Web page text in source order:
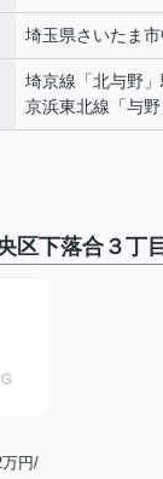
埼玉県さいたま
埼京線 「北与野
京浜東北線 「与野
区下落合３丁
円/